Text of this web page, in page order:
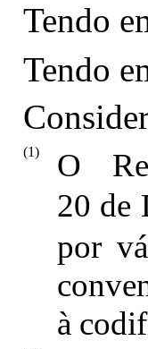
Tendo
Tendo
(1)
O
20 de
por
à